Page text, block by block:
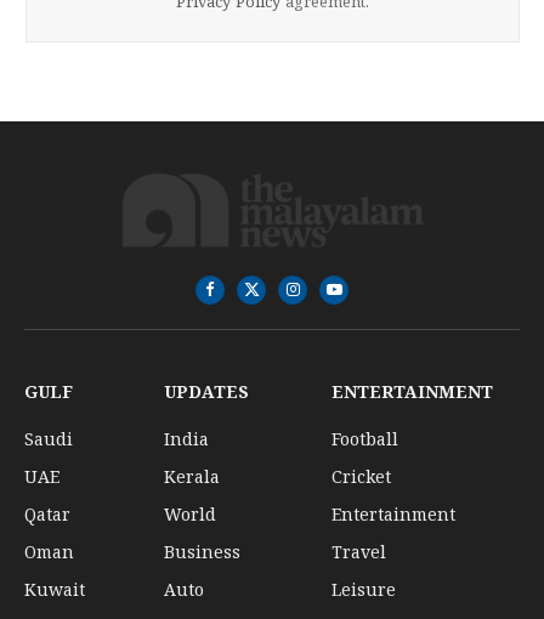
Facebook
X
(Twitter)
InstagramYouTube
GULF
Saudi
UAE
Qatar
Oman
Kuwait
UPDATES
India
Kerala
World
Business
Auto
ENTERTAINMENT
Football
Cricket
Entertainment
Travel
Leisure